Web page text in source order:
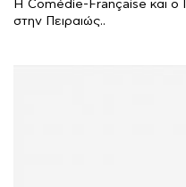
Η Comédie-Française και ο
στην Πειραιώς..